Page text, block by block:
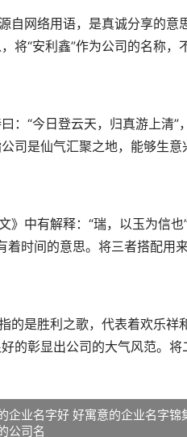
自网络用语，是真诚分享的
将“安利鑫”作为公司的名称，
：“今日登云天，归真游上清”
司是仙气汇聚之地，能够生意
》中有解释：“瑞，以玉为信
着时间的意思。将三者搭配用
的是胜利之歌，代表着欢乐
的彰显出公司的大气风范。将
企业名字好 好寓意的企业名字锦
公司名